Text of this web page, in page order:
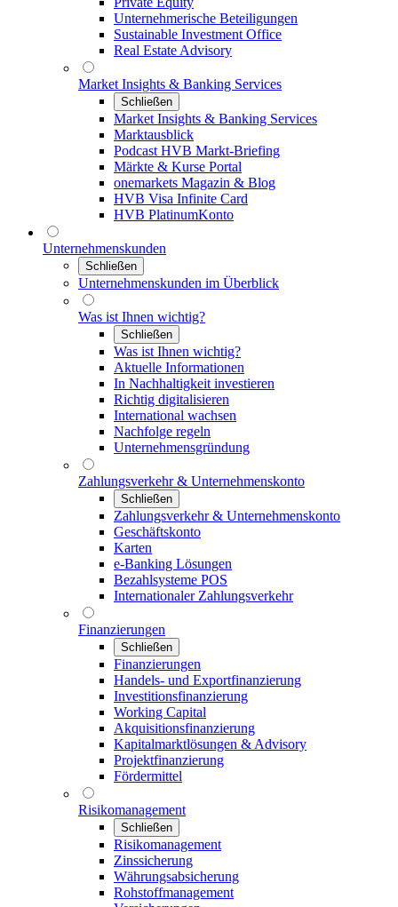
Unternehmerische Beteiligungen
Sustainable Investment Office
Real Estate Advisory
Market Insights & Banking Services
Schließen
Market Insights & Banking Services
Marktausblick
Podcast HVB Markt-Briefing
Märkte & Kurse Portal
onemarkets Magazin & Blog
HVB Visa Infinite Card
HVB PlatinumKonto
Unternehmenskunden
Schließen
Unternehmenskunden im Überblick
Was ist Ihnen wichtig?
Schließen
Was ist Ihnen wichtig?
Aktuelle Informationen
In Nachhaltigkeit investieren
Richtig digitalisieren
International wachsen
Nachfolge regeln
Unternehmensgründung
Zahlungsverkehr & Unternehmenskonto
Schließen
Zahlungsverkehr & Unternehmenskonto
Geschäftskonto
Karten
e-Banking Lösungen
Bezahlsysteme POS
Internationaler Zahlungsverkehr
Finanzierungen
Schließen
Finanzierungen
Handels- und Exportfinanzierung
Investitionsfinanzierung
Working Capital
Akquisitionsfinanzierung
Kapitalmarktlösungen & Advisory
Projektfinanzierung
Fördermittel
Risikomanagement
Schließen
Risikomanagement
Zinssicherung
Währungsabsicherung
Rohstoffmanagement